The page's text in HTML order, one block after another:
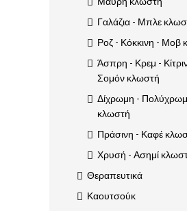
Γαλάζια - Μπλε
Ροζ - Κόκκινη - Μοβ
Άσπρη - Κρεμ -
Σομόν κλωστή
Δίχρωμη -
κλωστή
Πράσινη - Καφέ
Χρυσή - Ασημί
Θεραπευτικά
Καουτσούκ